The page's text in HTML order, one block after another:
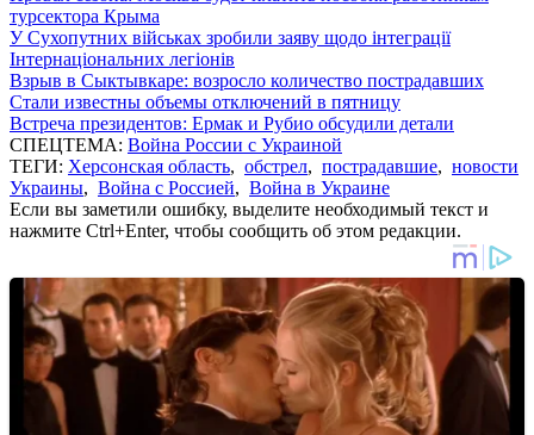
турсектора Крыма
У Сухопутних військах зробили заяву щодо інтеграції
Інтернаціональних легіонів
Взрыв в Сыктывкаре: возросло количество пострадавших
Стали известны объемы отключений в пятницу
Встреча президентов: Ермак и Рубио обсудили детали
СПЕЦТЕМА: Война России с Украиной
ТЕГИ: Херсонская область, обстрел, пострадавшие, новости
Украины, Война с Россией, Война в Украине
Если вы заметили ошибку, выделите необходимый текст и
нажмите Ctrl+Enter, чтобы сообщить об этом редакции.